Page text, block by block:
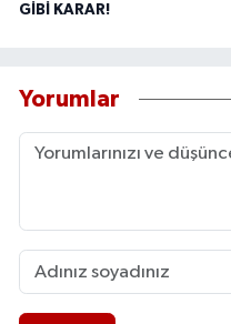
GİBİ KARAR!
Yorumlar